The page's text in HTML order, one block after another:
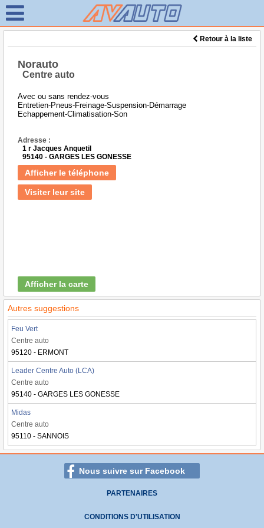
Retour à la liste
Norauto
Centre auto
Avec ou sans rendez-vous
Entretien-Pneus-Freinage-Suspension-Démarrage
Echappement-Climatisation-Son
Adresse :
1 r Jacques Anquetil
95140 - GARGES LES GONESSE
Afficher le téléphone
Visiter leur site
Afficher la carte
Autres suggestions
Feu Vert
Centre auto
95120 - ERMONT
Leader Centre Auto (LCA)
Centre auto
95140 - GARGES LES GONESSE
Midas
Centre auto
95110 - SANNOIS
Nous suivre sur Facebook
PARTENAIRES
CONDITIONS D'UTILISATION